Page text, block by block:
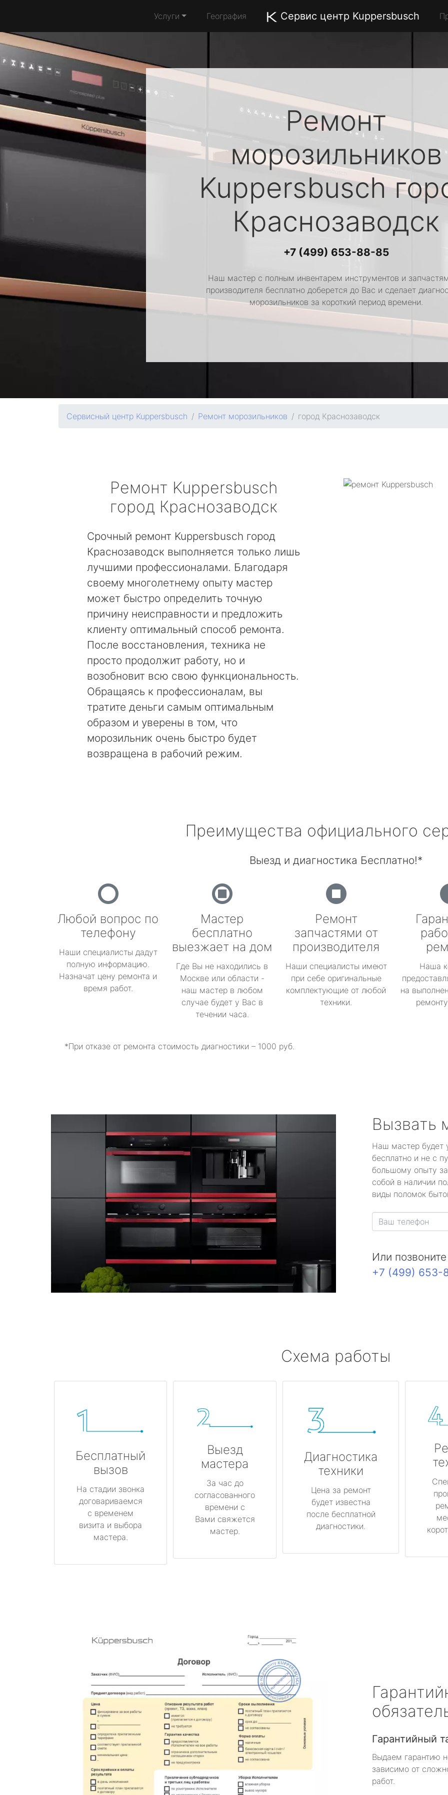
Услуги География Сервис центр Kuppersbusch
Ремонт
морозильников
Kuppersbusch
Краснозаводск
+7 (499) 653-88-85
Наш мастер с полным инвентарем инструментов и
производителя бесплатно доберется до Вас и сделает
морозильников за короткий период времени.
Сервисный центр Kuppersbusch Ремонт морозильников город Краснозаводск
Ремонт Kuppersbusch
город Краснозаводск
Срочный ремонт Kuppersbusch город
Краснозаводск выполняется только лишь
лучшими профессионалами. Благодаря
своему многолетнему опыту мастер
может быстро определить точную
причину неисправности и предложить
клиенту оптимальный способ ремонта.
После восстановления, техника не
просто продолжит работу, но и
возобновит всю свою функциональность.
Обращаясь к профессионалам, вы
тратите деньги самым оптимальным
образом и уверены в том, что
морозильник очень быстро будет
возвращена в рабочий режим.
Преимущества официального
Выезд и диагностика Бесплатно!*
Любой вопрос по
телефону
Наши специалисты дадут
полную информацию.
Назначат цену ремонта и
время работ.
Мастер
бесплатно
выезжает на дом
Где Вы не находились в
Москве или области -
наш мастер в любом
случае будет у Вас в
течении часа.
Ремонт
запчастями от
производителя
Наши специалисты имеют
при себе оригинальные
комплектующие от любой
техники.
Наша
на
*При отказе от ремонта стоимость диагностики – 1000 руб.
Вызвать
Наш мастер будет
бесплатно и не с
большому опыту
собой в наличии
виды поломок
Или
+7 (499) 653-
Схема работы
Бесплатный
вызов
На стадии звонка
договариваемся
с временем
визита и выбора
мастера.
Выезд
мастера
За час до
согласованного
времени с
Вами свяжется
мастер.
Диагностика
техники
Цена за ремонт
будет известна
после бесплатной
диагностики.
Гарантийный
Выдаем гарантию
зависимо от
работ.